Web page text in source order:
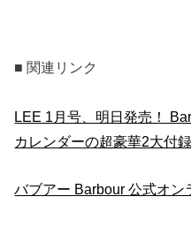
■ 関連リンク
LEE 1月号、明日発売！
カレンダーの超豪華2大付
バブアー Barbour 公式オン